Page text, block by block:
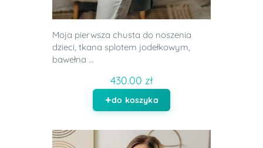
Moja pierwsza chusta do noszenia
dzieci, tkana splotem jodełkowym,
bawełna ...
430.00 zł
do koszyka